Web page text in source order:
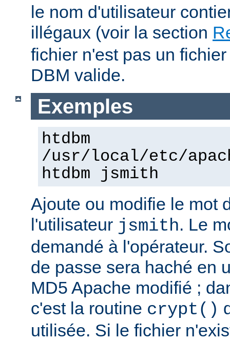
le nom d'utilisateur
illégaux (voir la section
fichier n'est pas un
DBM valide.
Exemples
htdbm
/usr/local/etc/
htdbm jsmith
Ajoute ou modifie le mot
l'utilisateur jsmith. Le
demandé à l'opérateur.
de passe sera haché en
MD5 Apache modifié ;
c'est la routine crypt()
utilisée. Si le fichier